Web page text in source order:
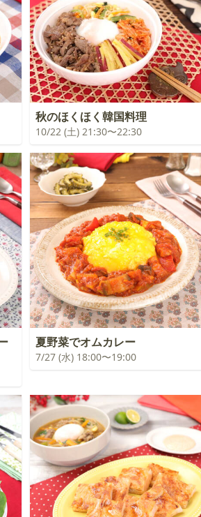
秋のほくほく韓国料理
10/22 (土) 21:30〜22:30
夏野菜でオムカレー
7/27 (水) 18:00〜19:00